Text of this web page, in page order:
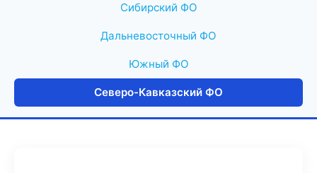
Сибирский ФО
Дальневосточный ФО
Южный ФО
Северо-Кавказский ФО